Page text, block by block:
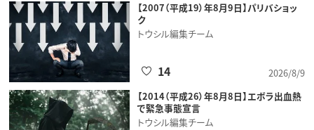
【2007（平成19）年8月9日】パリバショッ
ク
トウシル編集チーム
2026/8/9
14
【2014（平成26）年8月8日】エボラ出血熱
で緊急事態宣言
トウシル編集チーム